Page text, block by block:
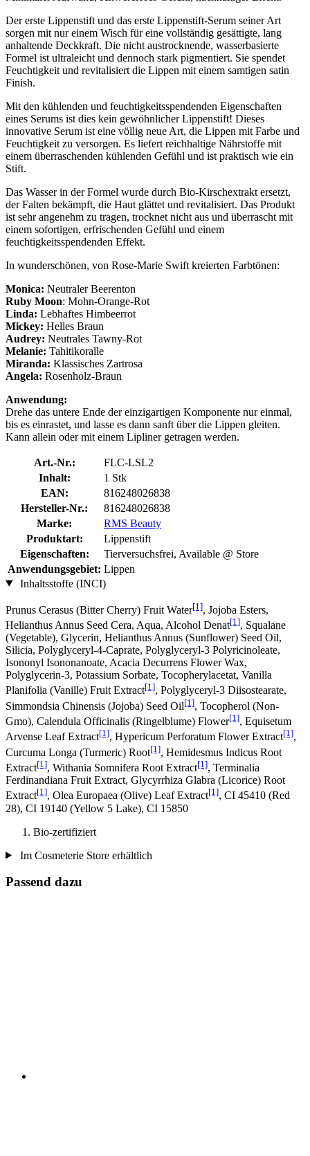
Der erste Lippenstift und das erste Lippenstift-Serum seiner Art
sorgen mit nur einem Wisch für eine vollständig gesättigte, lang
anhaltende Deckkraft. Die nicht austrocknende, wasserbasierte
Formel ist ultraleicht und dennoch stark pigmentiert. Sie spendet
Feuchtigkeit und revitalisiert die Lippen mit einem samtigen satin
Finish.
Mit den kühlenden und feuchtigkeitsspendenden Eigenschaften
eines Serums ist dies kein gewöhnlicher Lippenstift! Dieses
innovative Serum ist eine völlig neue Art, die Lippen mit Farbe und
Feuchtigkeit zu versorgen. Es liefert reichhaltige Nährstoffe mit
einem überraschenden kühlenden Gefühl und ist praktisch wie ein
Stift.
Das Wasser in der Formel wurde durch Bio-Kirschextrakt ersetzt,
der Falten bekämpft, die Haut glättet und revitalisiert. Das Produkt
ist sehr angenehm zu tragen, trocknet nicht aus und überrascht mit
einem sofortigen, erfrischenden Gefühl und einem
feuchtigkeitsspendenden Effekt.
In wunderschönen, von Rose-Marie Swift kreierten Farbtönen:
Monica: Neutraler Beerenton
Ruby Moon: Mohn-Orange-Rot
Linda: Lebhaftes Himbeerrot
Mickey: Helles Braun
Audrey: Neutrales Tawny-Rot
Melanie: Tahitikoralle
Miranda: Klassisches Zartrosa
Angela: Rosenholz-Braun
Anwendung:
Drehe das untere Ende der einzigartigen Komponente nur einmal,
bis es einrastet, und lasse es dann sanft über die Lippen gleiten.
Kann allein oder mit einem Lipliner getragen werden.
Art.-Nr.:
FLC-LSL2
Inhalt:
1 Stk
EAN:
816248026838
Hersteller-Nr.:
816248026838
Marke:
RMS Beauty
Produktart:
Lippenstift
Eigenschaften:
Tierversuchsfrei, Available @ Store
Anwendungsgebiet: Lippen
Inhaltsstoffe (INCI)
Prunus Cerasus (Bitter Cherry) Fruit Water[1], Jojoba Esters,
Helianthus Annus Seed Cera, Aqua, Alcohol Denat[1], Squalane
(Vegetable), Glycerin, Helianthus Annus (Sunflower) Seed Oil,
Silicia, Polyglyceryl-4-Caprate, Polyglyceryl-3 Polyricinoleate,
Isononyl Isononanoate, Acacia Decurrens Flower Wax,
Polyglycerin-3, Potassium Sorbate, Tocopherylacetat, Vanilla
Planifolia (Vanille) Fruit Extract[1], Polyglyceryl-3 Diisostearate,
Simmondsia Chinensis (Jojoba) Seed Oil[1], Tocopherol (Non-
Gmo), Calendula Officinalis (Ringelblume) Flower[1], Equisetum
Arvense Leaf Extract[1], Hypericum Perforatum Flower Extract[1],
Curcuma Longa (Turmeric) Root[1], Hemidesmus Indicus Root
Extract[1], Withania Somnifera Root Extract[1], Terminalia
Ferdinandiana Fruit Extract, Glycyrrhiza Glabra (Licorice) Root
Extract[1], Olea Europaea (Olive) Leaf Extract[1], CI 45410 (Red
28), CI 19140 (Yellow 5 Lake), CI 15850
Bio-zertifiziert
Im Cosmeterie Store erhältlich
Passend dazu